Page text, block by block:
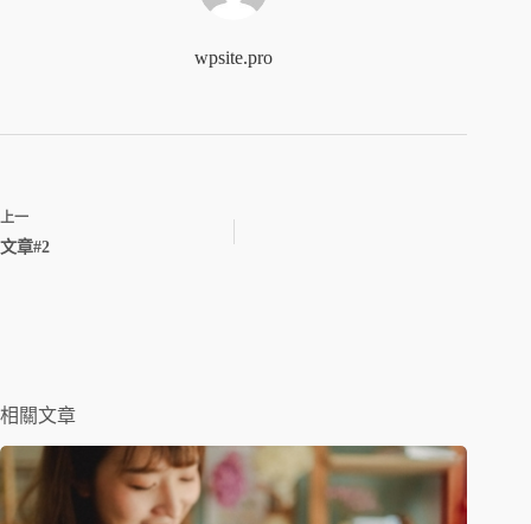
wpsite.pro
上一
文章#2
相關文章